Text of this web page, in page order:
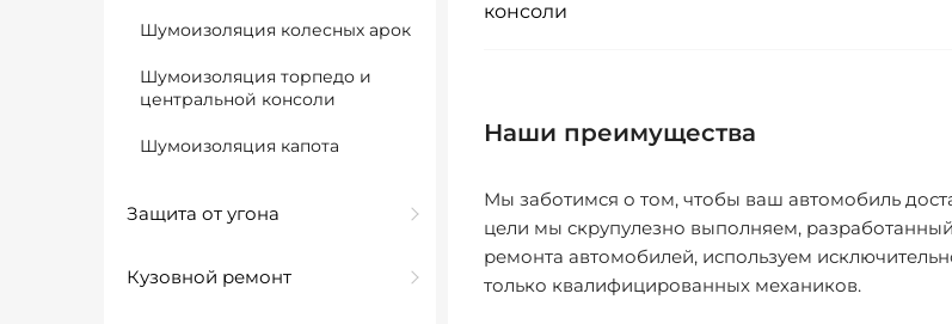
Шумоизоляция колесных арок
Шумоизоляция торпедо и
центральной консоли
Шумоизоляция капота
Защита от угона
Кузовной ремонт
консоли
Наши преимущества
Мы заботимся о том, чтобы ваш автомобиль
цели мы скрупулезно выполняем,
ремонта автомобилей, используем
только квалифицированных механиков.